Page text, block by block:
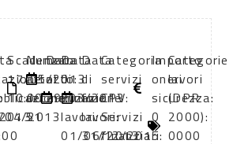
2013
Scadenza:
17/05/2013
10:00
Numero
atto:
determinazione
51
Data
atto:
29/03/2013
Data
di
inizio
lavori:
01/06/2013
Data
di
fine
lavori:
31/12/2015
Categoria
servizi
CPV:
Servizi
finanziari:
Importo
oneri
sicurezza:
0
Categorie
lavori
(DPR
2000):
0000